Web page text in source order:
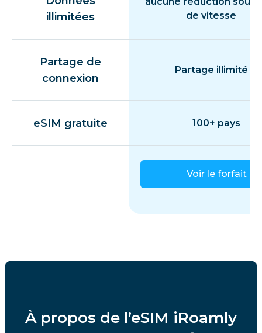
illimitées
de vitesse
Partage de
connexion
Partage illimité
eSIM gratuite 100+ pays
Voir le forfait
À propos de l’eSIM iRoamly